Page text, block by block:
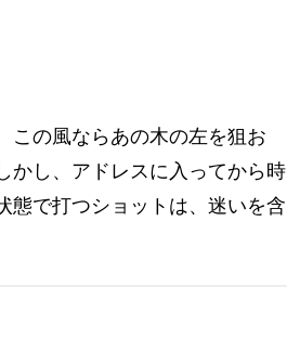
この風ならあの木の左を狙お
かし、アドレスに入ってから時
態で打つショットは、迷いを含